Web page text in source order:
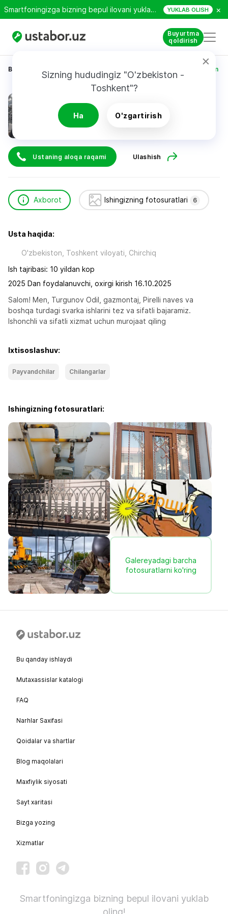
Smartfoningizga bizning bepul ilovani yuklab oling! YUKLAB OLISH ×
Buyurtma
qoldirish
Sizning hududingiz "O'zbekiston -
Toshkent"?
Ha O'zgartirish
Bosh sahifa Turgunov Odiljon
24/7 Tezkor chaqiruv
Ustaning aloqa raqami Ulashish
Axborot Ishingizning fotosuratlari 6
Usta haqida:
O'zbekiston, Toshkent viloyati, Chirchiq
Ish tajribasi: 10 yildan kop
2025 Dan foydalanuvchi, oxirgi kirish 16.10.2025
Salom! Men, Turgunov Odil, gazmontaj, Pirelli naves va
boshqa turdagi svarka ishlarini tez va sifatli bajaramiz.
Ishonchli va sifatli xizmat uchun murojaat qiling
Ixtisoslashuv:
Payvandchilar Chilangarlar
Ishingizning fotosuratlari:
Galereyadagi barcha
fotosuratlarni ko'ring
Bu qanday ishlaydi
Mutaxassislar katalogi
FAQ
Narhlar Saxifasi
Qoidalar va shartlar
Blog maqolalari
Maxfiylik siyosati
Sayt xaritasi
Bizga yozing
Xizmatlar
Smartfoningizga bizning bepul ilovani yuklab
oling!